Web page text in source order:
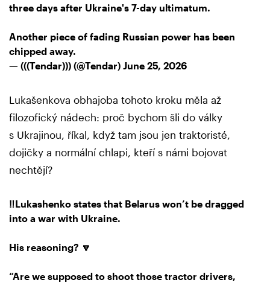
three days after Ukraine's 7-day ultimatum.
Another piece of fading Russian power has been
chipped away.
— (((Tendar))) (@Tendar) June 25, 2026
Lukašenkova obhajoba tohoto kroku měla až
filozofický nádech: proč bychom šli do války
s Ukrajinou, říkal, když tam jsou jen traktoristé,
dojičky a normální chlapi, kteří s námi bojovat
nechtějí?
‼️Lukashenko states that Belarus won’t be dragged
into a war with Ukraine.
His reasoning? 🔽
“Are we supposed to shoot those tractor drivers,